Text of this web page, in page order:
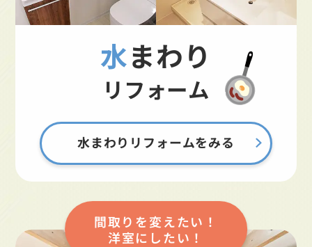
水まわり
リフォーム
水まわりリフォームをみる
間取りを変えたい！
洋室にしたい！